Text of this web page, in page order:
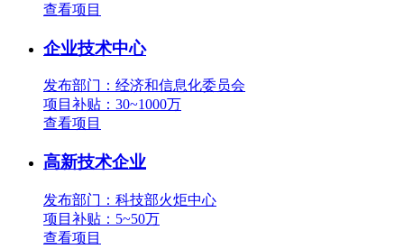
查看项目
企业技术中心
发布部门：经济和信息化委员会
项目补贴： 30~1000万
查看项目
高新技术企业
发布部门：科技部火炬中心
项目补贴： 5~50万
查看项目